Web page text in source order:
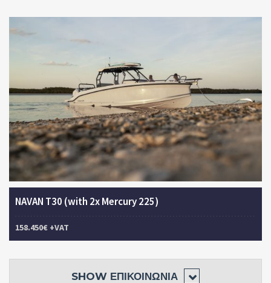
NAVAN T30 (with 2x Mercury 225)
158.450€ +VAT
SHOW ΕΠΙΚΟΙΝΩΝΊΑ